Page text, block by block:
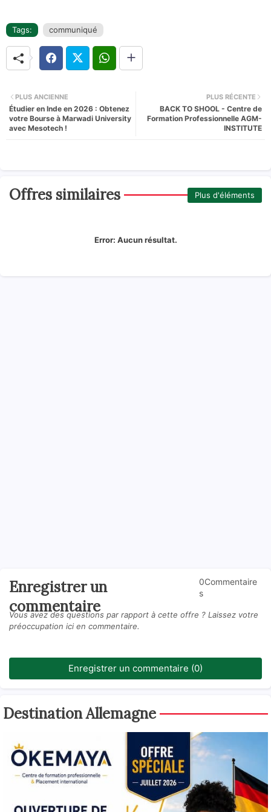
Tags: communiqué
PLUS RÉCENTE
BACK TO SHOOL - Centre de
Formation Professionnelle AGM-
INSTITUTE
PLUS ANCIENNE
Étudier en Inde en 2026 : Obtenez
votre Bourse à Marwadi University
avec Mesotech !
Offres similaires Plus d'éléments
Error: Aucun résultat.
Enregistrer un
commentaire
0Commentaire
s
Vous avez des questions par rapport à cette offre ? Laissez votre
préoccupation ici en commentaire.
Enregistrer un commentaire (0)
Destination Allemagne